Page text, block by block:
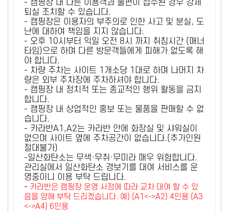
- 캠핑장 내 다른 이용객과 불편이 접수된 경우 강제
퇴실 조치할 수 있습니다.
- 캠핑장은 이용자의 부주의로 인한 사고 및 분실, 도
난에 대하여 책임을 지지 않습니다.
- 오후 10시부터 익일 오전 8시 까지 취침시간 (매너
타임)으로 하며 다른 방문객들에게 피해가 없도록 해
야 합니다.
- 차량 주차는 사이트 1개소당 1대로 하며 나머지 차
량은 외부 주차장에 주차하셔야 합니다.
- 캠핑장 내 정치적 또는 종교적인 행위 활동을 금지
합니다.
- 캠핑장 내 상업적인 홍보 또는 물품을 판매할 수 없
습니다.
- 카라반A1,A2는 카라반 안에 화장실 및 샤워실이
없으며 사이트 옆에 주차공간이 없습니다.(추가인원
절대불가)
-일산화탄소는 무색·무취·무미라 매우 위험합니다.
관리실에서 일산화탄소 경보기를 대여 서비스를 운
영중이니 이용 부탁 드립니다.
- 카라반은 캠핑장 운영 사정에 따라 교차 대여 할 수 있
음을 양해 부탁 드리겠습니다. 예) (A1<->A2) 4인용 (A3
<->A4) 6인용